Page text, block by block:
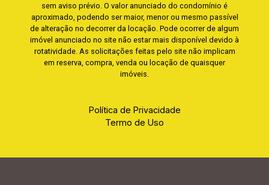
sem aviso prévio. O valor anunciado do condomínio é
aproximado, podendo ser maior, menor ou mesmo passível
de alteração no decorrer da locação. Pode ocorrer de algum
imóvel anunciado no site não estar mais disponível devido à
rotatividade. As solicitações feitas pelo site não implicam
em reserva, compra, venda ou locação de quaisquer
imóveis.
Política de Privacidade
Termo de Uso